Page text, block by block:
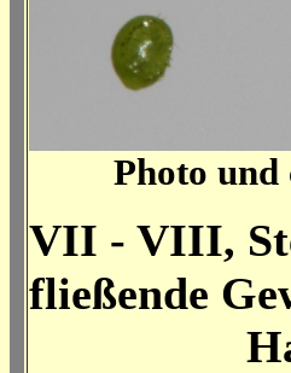
Photo
VII - VIII,
fließende
Hanau-